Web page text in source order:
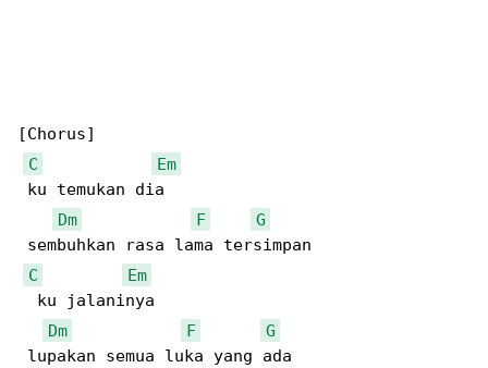
[Chorus]
C
Em
ku temukan dia
Dm
F
G
sembuhkan rasa lama tersimpan
C
Em
  ku jalaninya
Dm
F
G
lupakan semua luka yang ada